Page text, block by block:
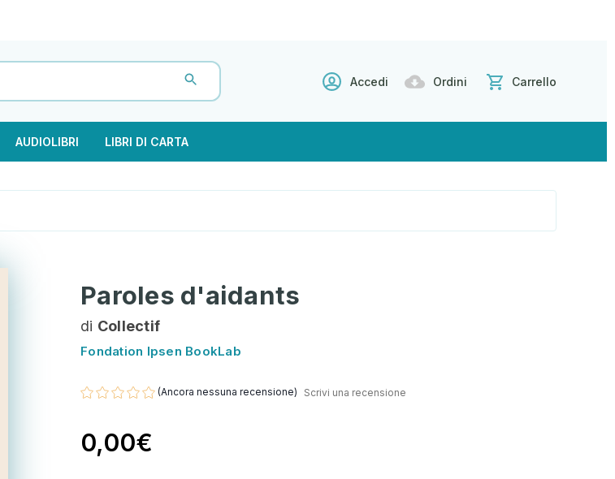
Accedi Ordini Carrello
AUDIOLIBRI LIBRI DI CARTA
Paroles d'aidants
di Collectif
Fondation Ipsen BookLab
(Ancora nessuna recensione) Scrivi una recensione
0,00€